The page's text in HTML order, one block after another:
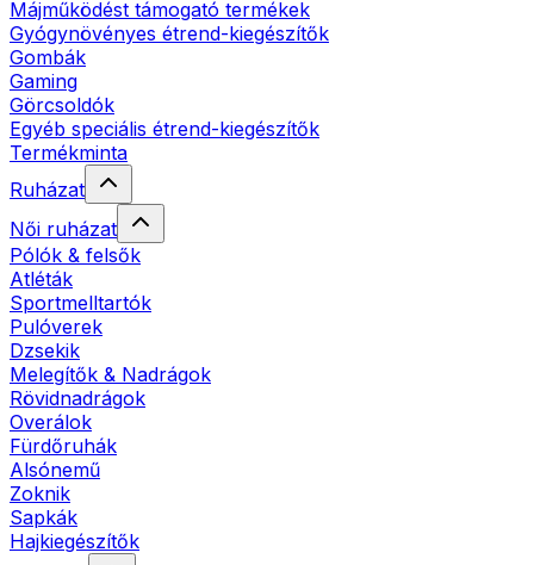
Májműködést támogató termékek
Gyógynövényes étrend-kiegészítők
Gombák
Gaming
Görcsoldók
Egyéb speciális étrend-kiegészítők
Termékminta
Ruházat
Női ruházat
Pólók & felsők
Atléták
Sportmelltartók
Pulóverek
Dzsekik
Melegítők & Nadrágok
Rövidnadrágok
Overálok
Fürdőruhák
Alsónemű
Zoknik
Sapkák
Hajkiegészítők